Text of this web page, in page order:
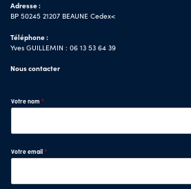
Adresse :
BP 50245 21207 BEAUNE Cedex<
Téléphone :
Yves GUILLEMIN : 06 13 53 64 39
Nous contacter
Votre nom *
Votre email*